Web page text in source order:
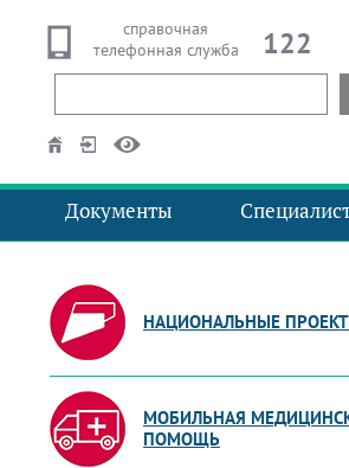
справочная
телефонная служба
122
Документы
НАЦИОНАЛЬНЫЕ
МОБИЛЬНАЯ
ПОМОЩЬ